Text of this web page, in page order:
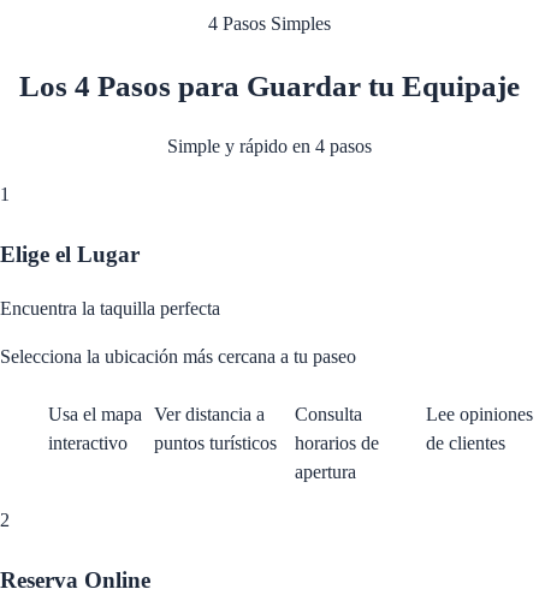
4 Pasos Simples
Los 4 Pasos para Guardar tu Equipaje
Simple y rápido en 4 pasos
1
Elige el Lugar
Encuentra la taquilla perfecta
Selecciona la ubicación más cercana a tu paseo
Usa el mapa
interactivo
Ver distancia a
puntos turísticos
Consulta
horarios de
apertura
Lee opiniones
de clientes
2
Reserva Online